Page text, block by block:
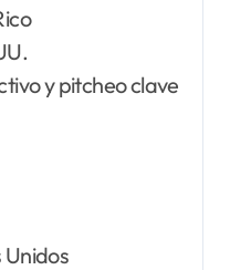
y pitcheo clave
Unidos